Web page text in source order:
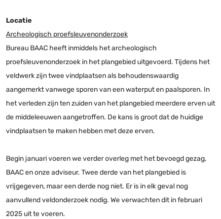
Locatie
Archeologisch proefsleuvenonderzoek
Bureau BAAC heeft inmiddels het archeologisch
proefsleuvenonderzoek in het plangebied uitgevoerd. Tijdens het
veldwerk zijn twee vindplaatsen als behoudenswaardig
aangemerkt vanwege sporen van een waterput en paalsporen. In
het verleden zijn ten zuiden van het plangebied meerdere erven uit
de middeleeuwen aangetroffen. De kans is groot dat de huidige
vindplaatsen te maken hebben met deze erven.
Begin januari voeren we verder overleg met het bevoegd gezag,
BAAC en onze adviseur. Twee derde van het plangebied is
vrijgegeven, maar een derde nog niet. Er is in elk geval nog
aanvullend veldonderzoek nodig. We verwachten dit in februari
2025 uit te voeren.